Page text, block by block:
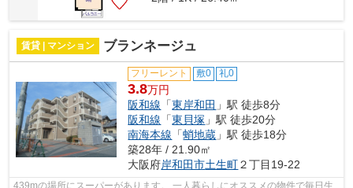
賃貸 | マンション ブランネージュ
フリーレント 敷0 礼0
3.8万円
阪和線 「東岸和田 」駅 徒歩8分
阪和線 「東貝塚 」駅 徒歩20分
南海本線 「蛸地蔵 」駅 徒歩18分
築28年 / 21.90㎡
大阪府岸和田市土生町２丁目19-22
439mの場所にスーパーがあります。 一人暮らしにオススメの物件で毎日生